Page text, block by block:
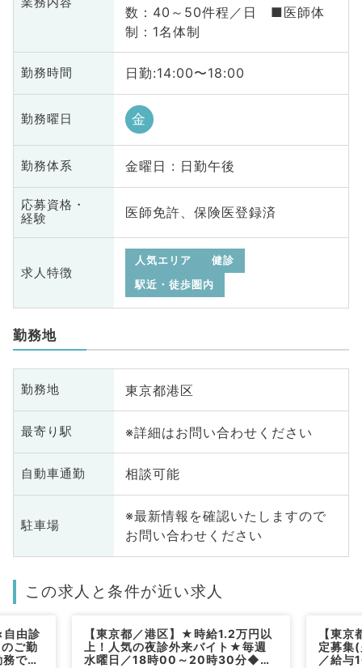
数：40～50件程／日 ■医師体
制：1名体制
勤務時間 日勤:14:00〜18:00
勤務曜日 金
勤務体系 金曜日 : 日勤午後
応募資格・
経験
医師免許、保険医登録済
求人特徴
人気エリア
健診
駅近・徒歩圏内
勤務地
勤務地 東京都港区
最寄り駅 ※詳細はお問い合わせください
自動車通勤 相談可能
駐車場
※最新情報を確認いたしますので
お問い合わせください
この求人と条件が近い求人
自由診
ご勤
で時
【東京都／港区】★時給1.2万円以
上！人気の夜診外来バイト★毎週
水曜日／18時00～20時30分◆駅
【東
定募
／給与